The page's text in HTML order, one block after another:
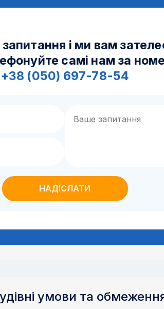
і ми вам
самі нам за
+38 (050) 697-78-54
умови та